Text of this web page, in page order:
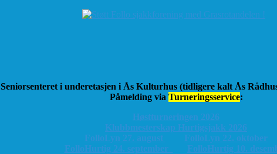
Seniorsenteret i underetasjen i Ås Kulturhus (tidligere kalt Ås
Påmelding via Turneringsservice:
Høstturneringen 2026
Klubbmesterskap Hurtigsjakk 2026
FolloLyn 27. august
FolloLyn 22. oktober
FolloHurtig 24. september
FolloHurtig 10.